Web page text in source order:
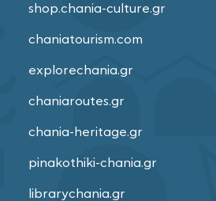
shop.chania-culture.gr
chaniatourism.com
explorechania.gr
chaniaroutes.gr
chania-heritage.gr
pinakothiki-chania.gr
librarychania.gr